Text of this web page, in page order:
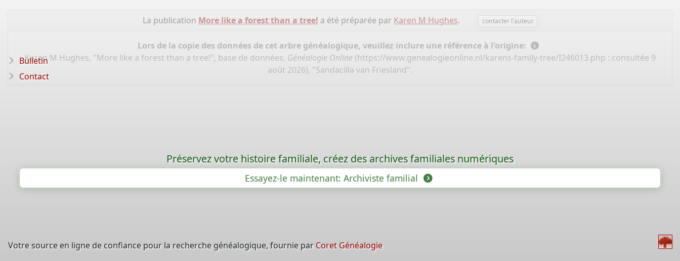
La publication More like a forest than a tree! a été préparée par Karen M Hughes. contacter l'auteur
Lors de la copie des données de cet arbre généalogique, veuillez inclure une référence à l'origine:
Karen M Hughes, "More like a forest than a tree!", base de données, Généalogie Online (https://www.genealogieonline.nl/karens-family-tree/I246013.php : consultée 9
août 2026), "Sandacilla van Friesland".
Bulletin
Contact
Préservez votre histoire familiale, créez des archives familiales numériques
Essayez-le maintenant: Archiviste familial
Votre source en ligne de confiance pour la recherche généalogique, fournie par Coret Généalogie